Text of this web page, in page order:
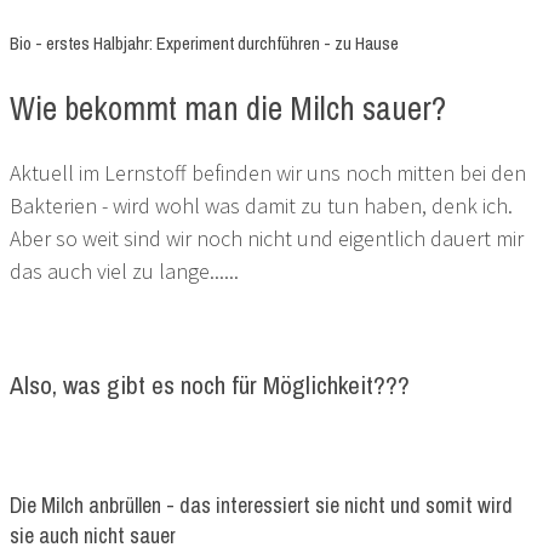
Bio - erstes Halbjahr: Experiment durchführen - zu Hause
Wie bekommt man die Milch sauer?
Aktuell im Lernstoff befinden wir uns noch mitten bei den
Bakterien - wird wohl was damit zu tun haben, denk ich.
Aber so weit sind wir noch nicht und eigentlich dauert mir
das auch viel zu lange......
Also, was gibt es noch für Möglichkeit???
Die Milch anbrüllen - das interessiert sie nicht und somit wird
sie auch nicht sauer